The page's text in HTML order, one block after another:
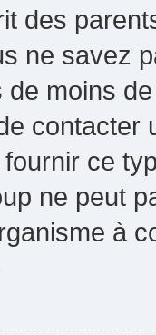
des
ne savez
de moins
contacter
ce
ne peut
à